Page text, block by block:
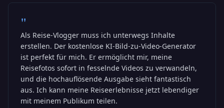
"
Als Reise-Vlogger muss ich unterwegs Inhalte
erstellen. Der kostenlose KI-Bild-zu-Video-Generator
ist perfekt für mich. Er ermöglicht mir, meine
Reisefotos sofort in fesselnde Videos zu verwandeln,
und die hochauflösende Ausgabe sieht fantastisch
aus. Ich kann meine Reiseerlebnisse jetzt lebendiger
mit meinem Publikum teilen.